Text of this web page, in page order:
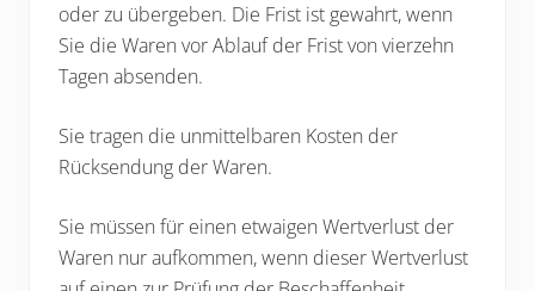
oder zu übergeben. Die Frist ist gewahrt, wenn
Sie die Waren vor Ablauf der Frist von vierzehn
Tagen absenden.
Sie tragen die unmittelbaren Kosten der
Rücksendung der Waren.
Sie müssen für einen etwaigen Wertverlust der
Waren nur aufkommen, wenn dieser Wertverlust